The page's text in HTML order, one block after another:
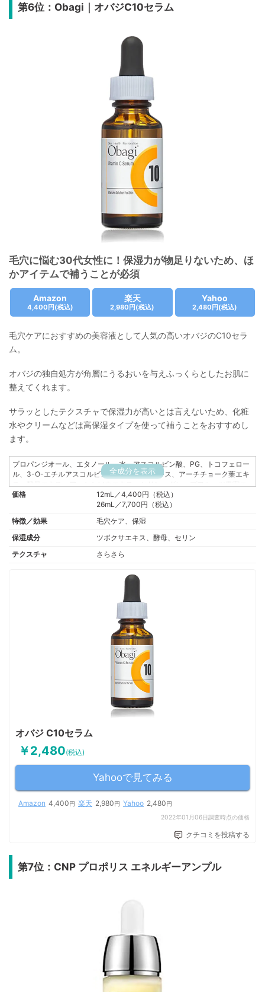
第6位：Obagi｜オバジC10セラム
毛穴に悩む30代女性に！保湿力が物足りないため、ほ
かアイテムで補うことが必須
Amazon
4,400円(税込)
楽天
2,980円(税込)
Yahoo
2,480円(税込)
毛穴ケアにおすすめの美容液として人気の高いオバジのC10セラ
ム。
オバジの独自処方が角層にうるおいを与えふっくらとしたお肌に
整えてくれます。
サラッとしたテクスチャで保湿力が高いとは言えないため、化粧
水やクリームなどは高保湿タイプを使って補うことをおすすめし
ます。
全成分を表示
プロパンジオール、エタノール、水、アスコルビン酸、PG、トコフェロー
ル、3-O-エチルアスコルビン酸、ツボクサエキス、アーチチョーク葉エキ
ス、酵母エキス、アッケシソウエキス、セリン、グレープフルーツ果実エ
キス、ベタイン、グリセリン、コハク酸ジエトキシエチル、BG、PPG-6デ
シルテトラデセス-30、香料
価格
12mL／4,400円（税込）
26mL／7,700円（税込）
特徴／効果
毛穴ケア、保湿
保湿成分
ツボクサエキス、酵母、セリン
テクスチャ
さらさら
オバジ C10セラム
￥2,480(税込)
Yahooで見てみる
Amazon 4,400円 楽天 2,980円 Yahoo 2,480円
2022年01月06日調査時点の価格
クチコミを投稿する
第7位：CNP プロポリス エネルギーアンプル